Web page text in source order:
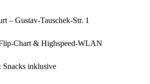
– Gustav-Tauschek-Str. 1
Chart & Highspeed-WLAN
Snacks inklusive